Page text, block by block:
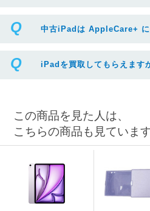
中古iPadは AppleCare+ に
iPadを買取してもらえます
この商品を見た人は、
こちらの商品も見ています